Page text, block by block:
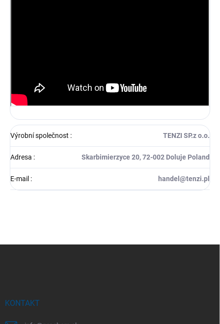
Výrobní společnost : TENZI SP.z o.o.
Adresa : Skarbimierzyce 20, 72-002 Doluje Poland
E-mail : handel@tenzi.pl
KONTAKT